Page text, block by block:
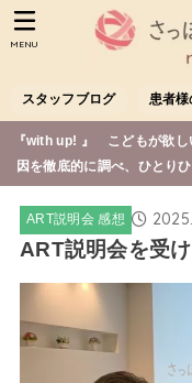
スタッフブログ 患者様
MENU
『with up! 』 こどもが欲し
因を徹底的に調べ、ひとり
ART説明会 感想
ART説明会を受